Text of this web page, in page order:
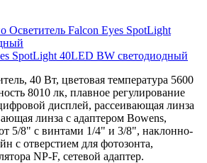
SpotLight 40LED BW светодиодный
40 Вт, цветовая температура 5600
8010 лк, плавное регулирование
дисплей, рассеивающая линза
линза с адаптером Bowens,
5/8" с винтами 1/4" и 3/8", наклонно-
с отверстием для фотозонта,
NP-F, сетевой адаптер.